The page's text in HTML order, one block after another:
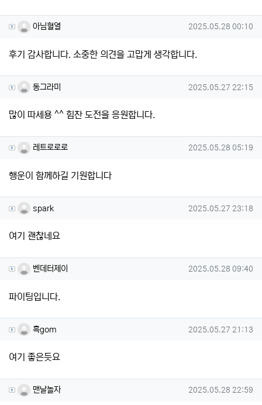
아님혈열님의 댓글
아님혈열 작성일
2025.05.28 00:10
후기 감사합니다. 소중한 의견을 고맙게 생각합니다.
동그라미님의 댓글
동그라미 작성일
2025.05.27 22:15
많이 따세용 ^^ 힘찬 도전을 응원합니다.
레트로로로님의 댓글
레트로로로 작성일
2025.05.28 05:19
행운이 함께하길 기원합니다
spark님의 댓글
spark 작성일
2025.05.27 23:18
여기 괜찮네요
벤데터제이님의 댓글
벤데터제이 작성일
2025.05.28 09:40
파이팅입니다.
흑gom님의 댓글
흑gom 작성일
2025.05.27 21:13
여기 좋은듯요
맨날놀자님의 댓글
맨날놀자 작성일
2025.05.28 22:59